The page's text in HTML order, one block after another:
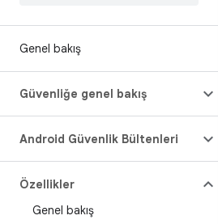
Genel bakış
Güvenliğe genel bakış
Android Güvenlik Bültenleri
Özellikler
Genel bakış